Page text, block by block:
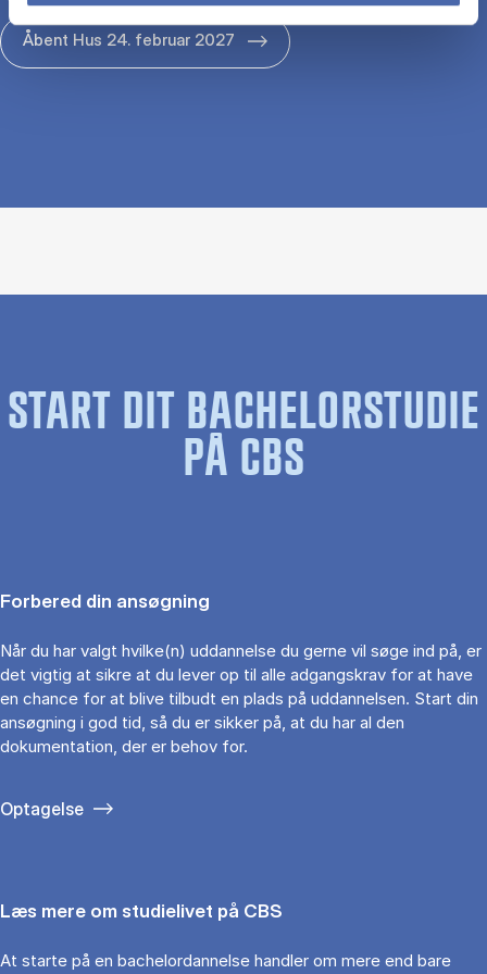
Åbent Hus 24. februar 2027
START DIT BACHELORSTUDIE
PÅ CBS
Forbered din ansøgning
Når du har valgt hvilke(n) uddannelse du gerne vil søge ind på, er
det vigtig at sikre at du lever op til alle adgangskrav for at have
en chance for at blive tilbudt en plads på uddannelsen. Start din
ansøgning i god tid, så du er sikker på, at du har al den
dokumentation, der er behov for.
Optagelse
Læs mere om studielivet på CBS
At starte på en bachelordannelse handler om mere end bare